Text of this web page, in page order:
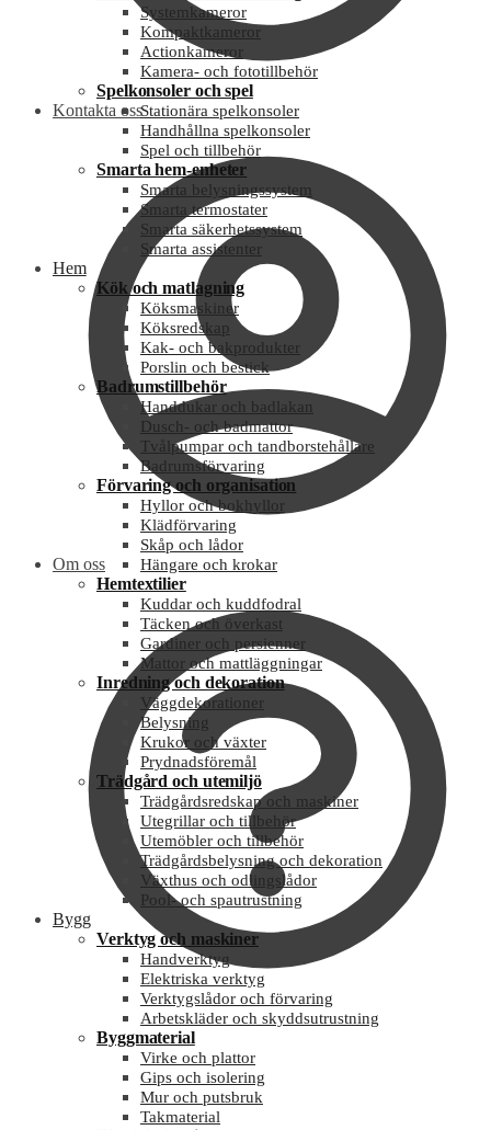
Kontakta oss
Om oss
Systemkameror
Kompaktkameror
Actionkameror
Kamera- och fototillbehör
Spelkonsoler och spel
Stationära spelkonsoler
Handhållna spelkonsoler
Spel och tillbehör
Smarta hem-enheter
Smarta belysningssystem
Smarta termostater
Smarta säkerhetssystem
Smarta assistenter
Hem
Kök och matlagning
Köksmaskiner
Köksredskap
Kak- och bakprodukter
Porslin och bestick
Badrumstillbehör
Handdukar och badlakan
Dusch- och badmattor
Tvålpumpar och tandborstehållare
Badrumsförvaring
Förvaring och organisation
Hyllor och bokhyllor
Klädförvaring
Skåp och lådor
Hängare och krokar
Hemtextilier
Kuddar och kuddfodral
Täcken och överkast
Gardiner och persienner
Mattor och mattläggningar
Inredning och dekoration
Väggdekorationer
Belysning
Krukor och växter
Prydnadsföremål
Trädgård och utemiljö
Trädgårdsredskap och maskiner
Utegrillar och tillbehör
Utemöbler och tillbehör
Trädgårdsbelysning och dekoration
Växthus och odlingslådor
Pool- och spautrustning
Bygg
Verktyg och maskiner
Handverktyg
Elektriska verktyg
Verktygslådor och förvaring
Arbetskläder och skyddsutrustning
Byggmaterial
Virke och plattor
Gips och isolering
Mur och putsbruk
Takmaterial